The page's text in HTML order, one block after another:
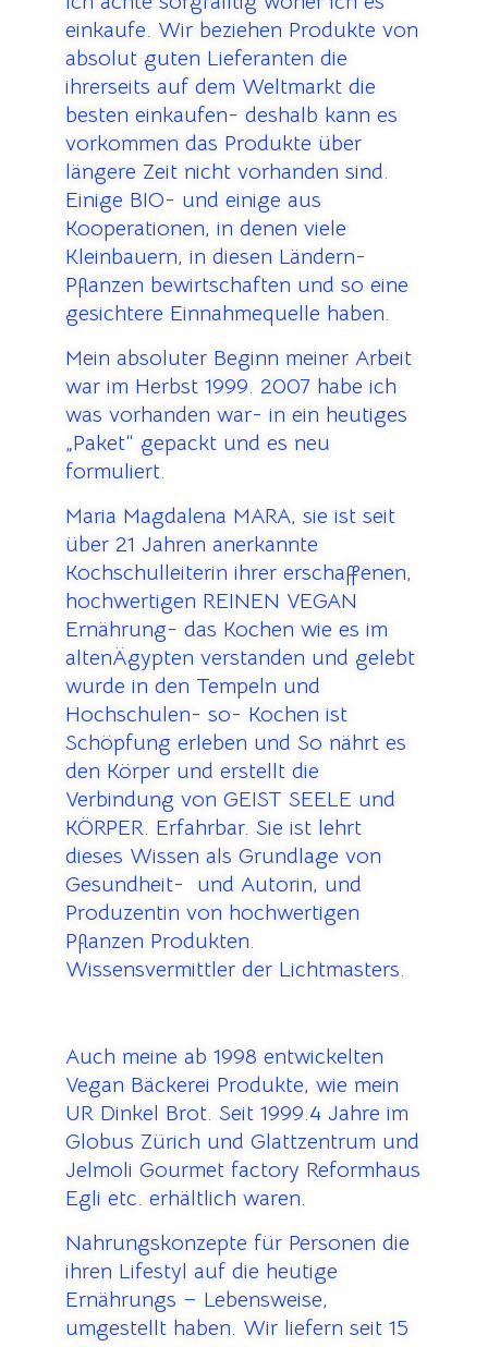
einkaufe. Wir beziehen Produkte von
absolut guten Lieferanten die
ihrerseits auf dem Weltmarkt die
besten einkaufen- deshalb kann es
vorkommen das Produkte über
längere Zeit nicht vorhanden sind.
Einige BIO- und einige aus
Kooperationen, in denen viele
Kleinbauern, in diesen Ländern-
Pflanzen bewirtschaften und so eine
gesichtere Einnahmequelle haben.
Mein absoluter Beginn meiner Arbeit
war im Herbst 1999. 2007 habe ich
was vorhanden war- in ein heutiges
„Paket“ gepackt und es neu
formuliert.
Maria Magdalena MARA, sie ist seit
über 21 Jahren anerkannte
Kochschulleiterin ihrer erschaffenen,
hochwertigen REINEN VEGAN
Ernährung- das Kochen wie es im
altenÄgypten verstanden und gelebt
wurde in den Tempeln und
Hochschulen- so- Kochen ist
Schöpfung erleben und So nährt es
den Körper und erstellt die
Verbindung von GEIST SEELE und
KÖRPER. Erfahrbar. Sie ist lehrt
dieses Wissen als Grundlage von
Gesundheit- und Autorin, und
Produzentin von hochwertigen
Pflanzen Produkten.
Wissensvermittler der Lichtmasters.
Auch meine ab 1998 entwickelten
Vegan Bäckerei Produkte, wie mein
UR Dinkel Brot. Seit 1999.4 Jahre im
Globus Zürich und Glattzentrum und
Jelmoli Gourmet factory Reformhaus
Egli etc. erhältlich waren.
Nahrungskonzepte für Personen die
ihren Lifestyl auf die heutige
Ernährungs – Lebensweise,
umgestellt haben. Wir liefern seit 15